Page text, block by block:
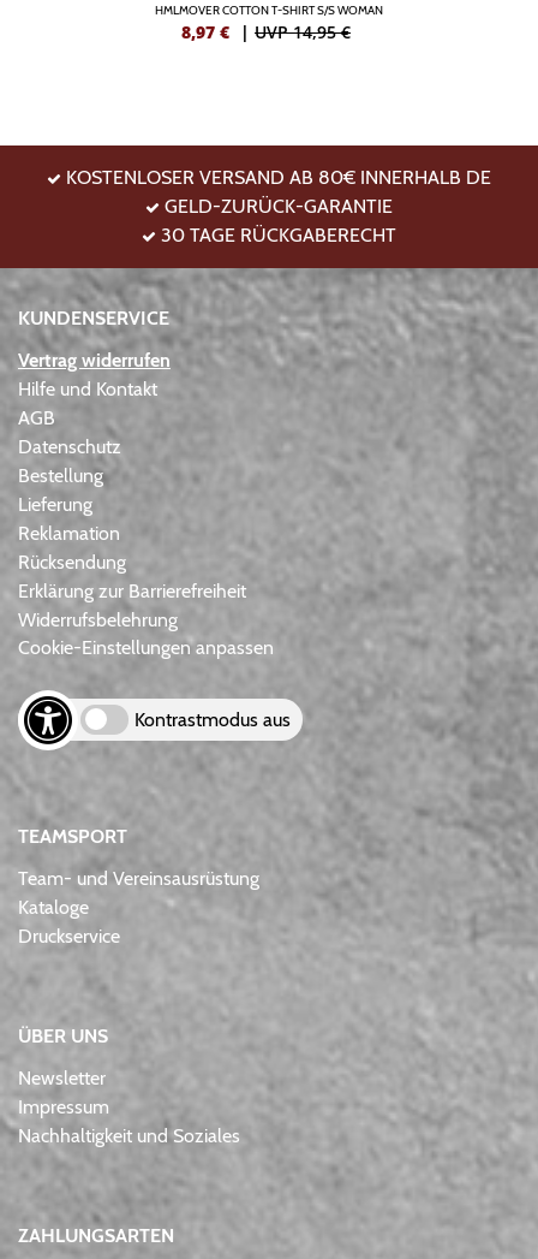
HMLMOVER COTTON T-SHIRT S/S WOMAN
8,97 € | UVP 14,95 €
KOSTENLOSER VERSAND AB 80€ INNERHALB DE
GELD-ZURÜCK-GARANTIE
30 TAGE RÜCKGABERECHT
KUNDENSERVICE
Vertrag widerrufen
Hilfe und Kontakt
AGB
Datenschutz
Bestellung
Lieferung
Reklamation
Rücksendung
Erklärung zur Barrierefreiheit
Widerrufsbelehrung
Cookie-Einstellungen anpassen
Kontrastmodus aus
TEAMSPORT
Team- und Vereinsausrüstung
Kataloge
Druckservice
ÜBER UNS
Newsletter
Impressum
Nachhaltigkeit und Soziales
ZAHLUNGSARTEN